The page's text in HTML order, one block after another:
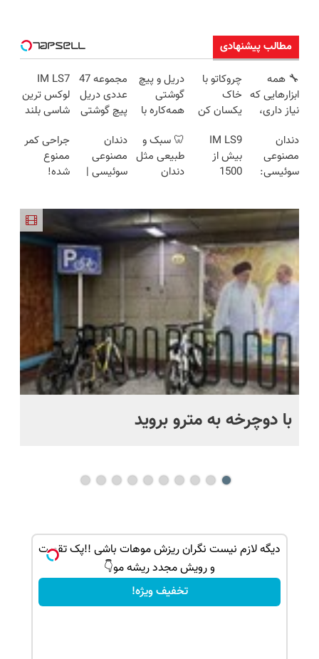
مطالب پیشنهادی
🔧 همه
ابزارهایی که
نیاز داری،
جمع شده!
تخفیف به
مدت
چروکاتو با
خاک
یکسان کن
خانگی+آسان+به
صرفه)
دریل و پیچ
گوشتی
همه‌کاره با
هوشمند ⚙️
(نصف
قیمت بازار
مجموعه 47
عددی دریل
پیچ گوشتی
(تخفیف به
مدت
محدود)
IM LS7
لوکس ترین
شاسی بلند
دندان
مصنوعی
سوئیسی:
اروپا، سبک
و مقاوم |
پرداخت
قسطی
IM LS9
بیش از
1500
شارژ
🦷 سبک و
طبیعی مثل
دندان
و پرداخت
اقساطی 💳
📍 تهران
دندان
مصنوعی
سوئیسی |
طبیعی!
ویزیت
رایگان+پرداخت
اقساطی😍
جراحی کمر
ممنوع
شده!
منزل درمان
کنی؟
((پرسش‌نامه))
با دوچرخه به مترو بروید
دیگه لازم نیست نگران ریزش موهات باشی !!پک تقویت
و رویش مجدد ریشه مو👇
تخفیف ویژه!